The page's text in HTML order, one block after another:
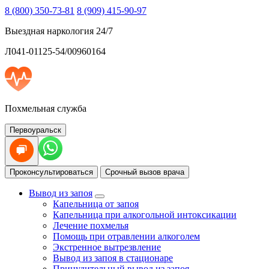
8 (800) 350-73-81 8 (909) 415-90-97
Выездная наркология 24/7
Л041-01125-54/00960164
Похмельная служба
Первоуральск
Проконсультироваться Срочный вызов врача
Вывод из запоя
Капельница от запоя
Капельница при алкогольной интоксикации
Лечение похмелья
Помощь при отравлении алкоголем
Экстренное вытрезвление
Вывод из запоя в стационаре